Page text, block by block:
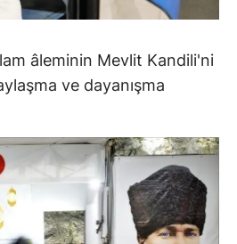
âleminin Mevlit Kandili'ni
ve dayanışma